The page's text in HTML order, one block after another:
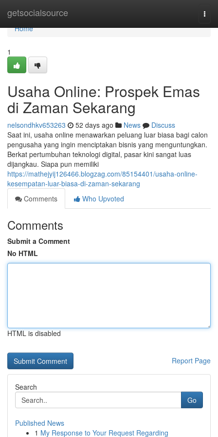
getsocialsource
Home
Home
1
Usaha Online: Prospek Emas
di Zaman Sekarang
nelsondhkv653263 52 days ago News
Discuss
Saat ini, usaha online menawarkan peluang luar biasa bagi calon
pengusaha yang ingin menciptakan bisnis yang menguntungkan.
Berkat pertumbuhan teknologi digital, pasar kini sangat luas
dijangkau. Siapa pun memiliki
https://mathejyij126466.blogzag.com/85154401/usaha-online-
kesempatan-luar-biasa-di-zaman-sekarang
Comments
Who Upvoted
Comments
Submit a Comment
No HTML
HTML is disabled
Report Page
Search
Go
Published News
1 My Response to Your Request Regarding